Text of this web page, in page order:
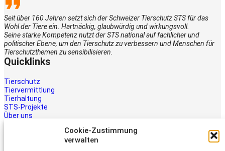
Cookie-Zustimmung
verwalten
Seit über 160 Jahren setzt sich der Schweizer Tierschutz STS für das
Wohl der Tiere ein. Hartnäckig, glaubwürdig und wirkungsvoll.
Seine starke Kompetenz nutzt der STS national auf fachlicher und
politischer Ebene, um den Tierschutz zu verbessern und Menschen für
Tierschutzthemen zu sensibilisieren.
Quicklinks
Tierschutz
Tiervermittlung
Tierhaltung
STS-Projekte
Über uns